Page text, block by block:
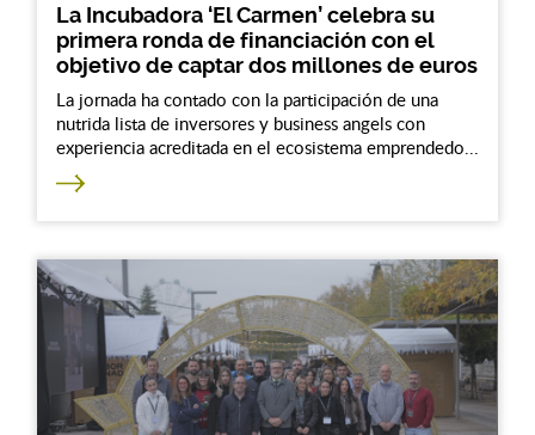
La Incubadora ‘El Carmen’ celebra su
primera ronda de financiación con el
objetivo de captar dos millones de euros
La jornada ha contado con la participación de una
nutrida lista de inversores y business angels con
experiencia acreditada en el ecosistema emprendedo...